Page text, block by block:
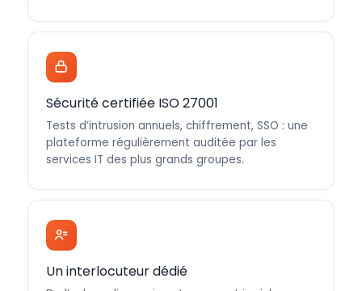
Sécurité certifiée ISO 27001
Tests d’intrusion annuels, chiffrement, SSO : une
plateforme régulièrement auditée par les
services IT des plus grands groupes.
Un interlocuteur dédié